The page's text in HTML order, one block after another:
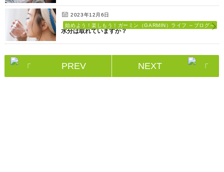
2023年12月6日
始めよう！楽しもう！ガーミン（GARMIN）ライフ ～ブログ～
水分は取れていますか？
PREV NEXT